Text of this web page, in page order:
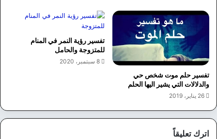
تفسير حلم موت شخص حي
والدلالات التي يشير اليها الحلم
26 يناير، 2019
تفسير رؤية النمر في المنام
للمتزوجة والحامل
8 سبتمبر، 2020
اترك تعليقاً